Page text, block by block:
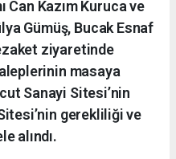
Can Kazım Kuruca ve
Gümüş, Bucak Esnaf
ziyaretinde
masaya
Sanayi Sitesi’nin
gerekliliği ve
alındı.